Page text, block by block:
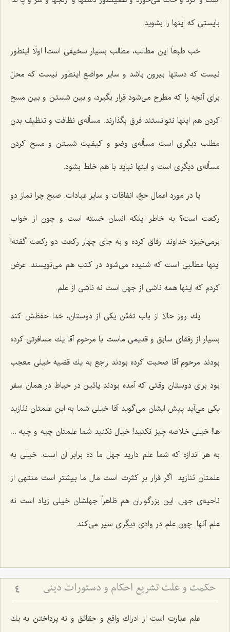
بایستی كه اینها را بشوید.
خب طبعاً این مطالب، مطالب بسیار سخیفی است! اولًا اینطور
نیست كه دستها بیرون باشد و سایر مواضع اینطور نیست كه محلّ
برای آنچه را كه مطرح می‌شود قرار بگیرد، و بین شستن و بین مسح
كردن هم اینها نتوانستند فرق بگذارند. مسأله‌ی نظافت و تنظیف بدن
مطلب دیگری است مسأله‌ی وضو و كیفیت شستن و مسح كردن
مسأله‌ی دیگری است و اینها نباید با هم خلط بشود.
یا در مورد اعمال حجّ، انفاقات و سایر عبادات. صبح چرا نماز دو
ركعت است؟ به خاطر اینكه انسان خسته است و چون از خواب
برمی‌خیزد خداوند ارفاق كرده و به جای چهار ركعت دو ركعت گفته!
اینها مطالبی است كه شنیده می‌شود در كتب هم می‌نویسند. عرض
كردم كه اینها همه ناشی از جهل است نه ناشی از علم.
یك روز حالا از باب تفنّن یكی از دوستان، خدا حفظش كند
بسیار از رفقای سابق و قدیمی ماست با مرحوم آقا یك مسافرتی كرده
بودند مرحوم آقا صحبت كرده بودند راجع به یك قضیه خیلی معجب
بود برای دوستان وقتی كه آمده بودند پائین در حیاط در همان سفر
یكی می‌آید پیش ایشان می‌گوید آقا خیلی شما به این علمتان ننَازید
ها! خیلی خلاصه چیز نكنید! خیال نكنید شما علمتان چیه و چیه ...
به هر اندازه كه شما علم دارید جهل ما ده برابر آن است. خیلی به
علمتان نَنازید. اگر قرار بر كثرت است مال ما بیشتر است منتهی از
ناحیه‌ی جهل. این بزرگواران هم ظاهراً جهلشان خیلی زیاد است نه
علم آنها. چون علم در وادی دیگری سیر می‌كند.
حکمت و علت تشریع احکام و دستورات دینی 4
علم عبارت است از ادراك واقع و حقائق و نه پرداختن به یك